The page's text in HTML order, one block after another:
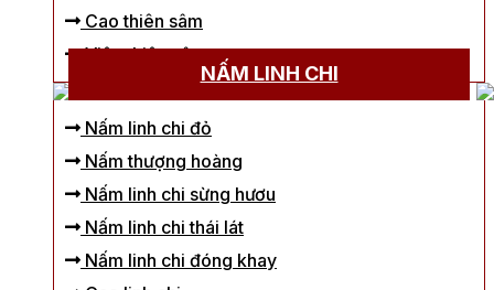
Cao thiên sâm
Viên thiên sâm
NẤM LINH CHI
Nấm linh chi đỏ
Nấm thượng hoàng
Nấm linh chi sừng hươu
Nấm linh chi thái lát
Nấm linh chi đóng khay